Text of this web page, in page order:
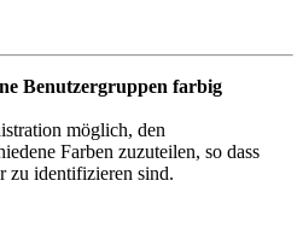
Benutzergruppen farbig
möglich, den
Farben zuzuteilen, so dass
zu identifizieren sind.